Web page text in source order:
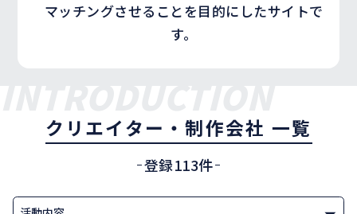
マッチングさせることを目的にしたサイトで
す。
クリエイター・制作会社 一覧
登録113件